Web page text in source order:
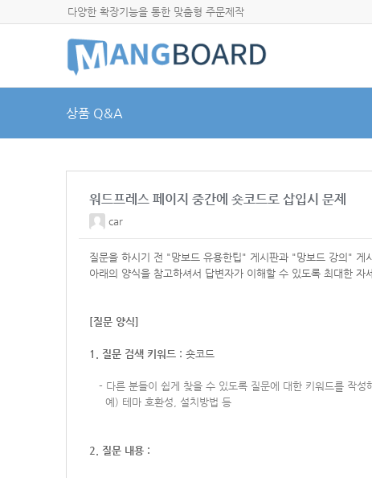
다양한 확장기능을 통한 맞춤형 주문제작
상품 Q&A
워드프레스 페이지 중간에 숏코드로 삽입시 문제
car
질문을 하시기 전 "망보드 유용한팁" 게시판과 "망보드 강의" 게
아래의 양식을 참고하셔서 답변자가 이해할 수 있도록 최대한 자
[질문 양식]
1. 질문 검색 키워드 : 숏코드
- 다른 분들이 쉽게 찾을 수 있도록 질문에 대한 키워드를 작성
예) 테마 호환성, 설치방법 등
2. 질문 내용 :